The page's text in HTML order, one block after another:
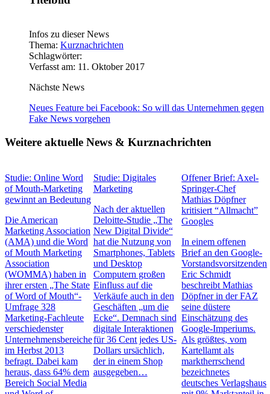
Infos zu dieser News
Thema: Kurznachrichten
Schlagwörter:
Verfasst am: 11. Oktober 2017
Nächste News
Neues Feature bei Facebook: So will das Unternehmen gegen
Fake News vorgehen
Weitere aktuelle News & Kurznachrichten
Studie: Online Word
of Mouth-Marketing
gewinnt an Bedeutung
Die American
Marketing Association
(AMA) und die Word
of Mouth Marketing
Association
(WOMMA) haben in
ihrer ersten „The State
of Word of Mouth“-
Umfrage 328
Marketing-Fachleute
verschiedenster
Unternehmensbereiche
im Herbst 2013
befragt. Dabei kam
heraus, dass 64% dem
Bereich Social Media
Studie: Digitales
Marketing
Nach der aktuellen
Deloitte-Studie „The
New Digital Divide“
hat die Nutzung von
Smartphones, Tablets
und Desktop
Computern großen
Einfluss auf die
Verkäufe auch in den
Geschäften „um die
Ecke“. Demnach sind
digitale Interaktionen
für 36 Cent jedes US-
Dollars ursächlich,
der in einem Shop
ausgegeben…
Offener Brief: Axel-
Springer-Chef
Mathias Döpfner
kritisiert “Allmacht”
Googles
In einem offenen
Brief an den Google-
Vorstandsvorsitzenden
Eric Schmidt
beschreibt Mathias
Döpfner in der FAZ
seine düstere
Einschätzung des
Google-Imperiums.
Als größtes, vom
Kartellamt als
marktherrschend
bezeichnetes
deutsches Verlagshaus